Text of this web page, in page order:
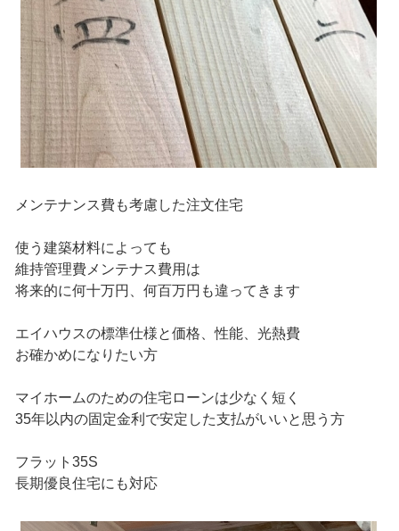
メンテナンス費も考慮した注文住宅
使う建築材料によっても
維持管理費メンテナス費用は
将来的に何十万円、何百万円も違ってきます
エイハウスの標準仕様と価格、性能、光熱費
お確かめになりたい方
マイホームのための住宅ローンは少なく短く
35年以内の固定金利で安定した支払がいいと思う方
フラット35S
長期優良住宅にも対応